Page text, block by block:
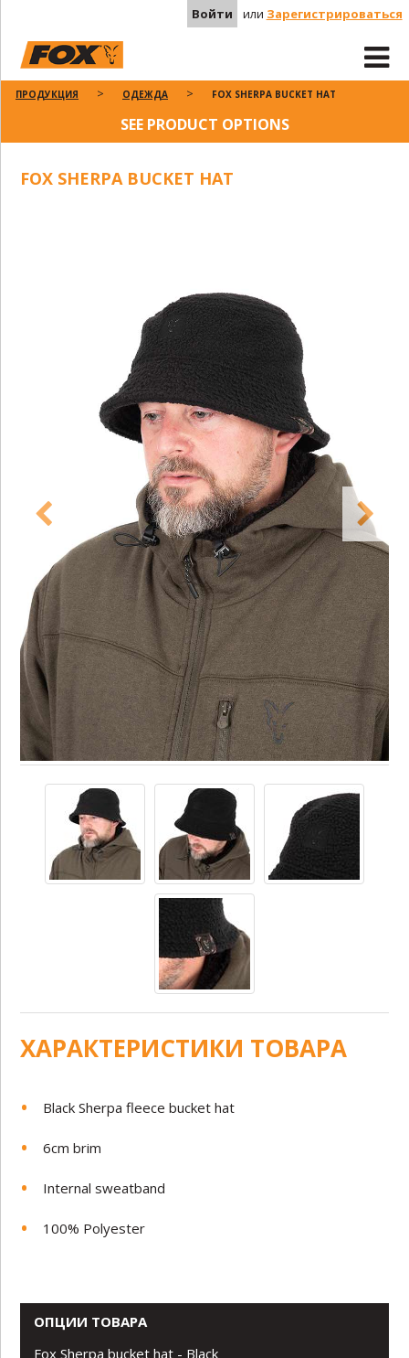
Войти или Зарегистрироваться
ПРОДУКЦИЯ ОДЕЖДА FOX SHERPA BUCKET HAT
SEE PRODUCT OPTIONS
FOX SHERPA BUCKET HAT
ХАРАКТЕРИСТИКИ ТОВАРА
Black Sherpa fleece bucket hat
6cm brim
Internal sweatband
100% Polyester
ОПЦИИ ТОВАРА
Fox Sherpa bucket hat - Black